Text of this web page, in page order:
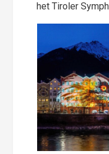
het Tiroler